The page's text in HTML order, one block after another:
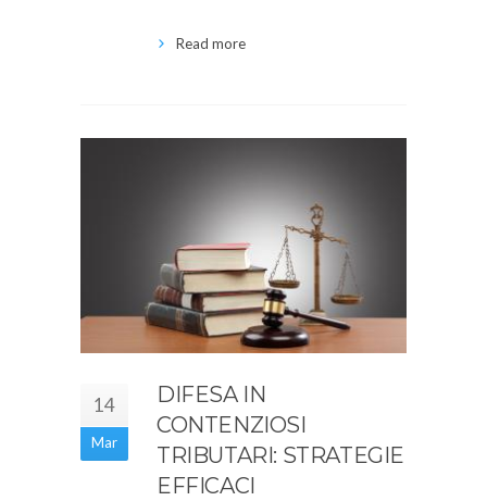
Read more
14
Mar
DIFESA IN
CONTENZIOSI
TRIBUTARI: STRATEGIE
EFFICACI